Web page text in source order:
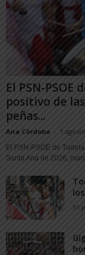
El PSN-PSOE
positivo de
peñas...
Ana Córdoba - 1
El PSN-PSOE de
Santa Ana de 2026,
31